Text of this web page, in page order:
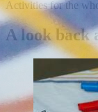
Activities for the
A look back